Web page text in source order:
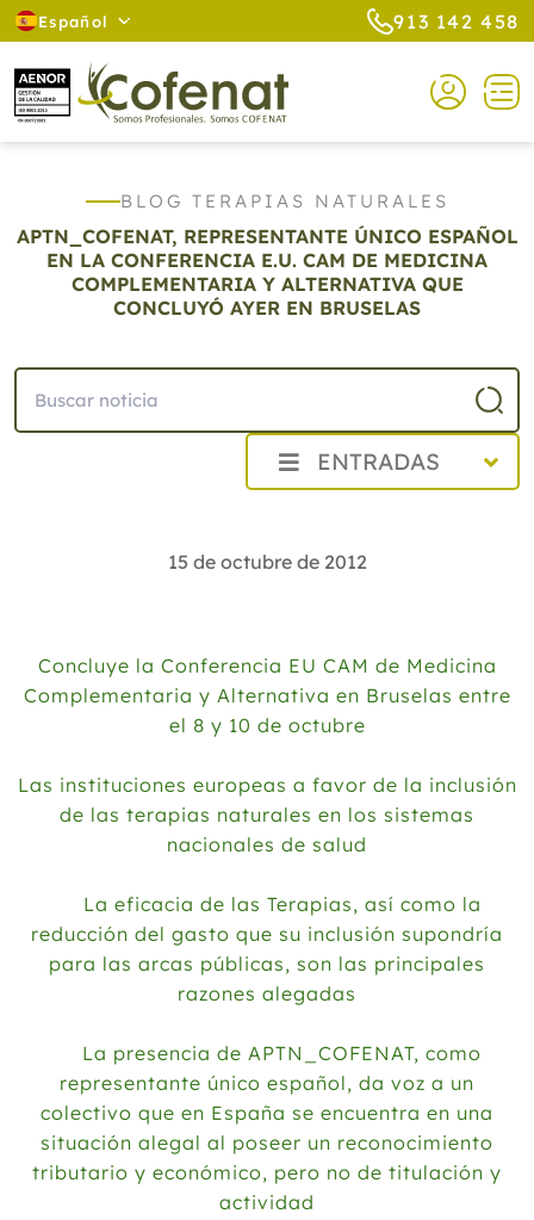
Español 913 142 458
BLOG TERAPIAS NATURALES
APTN_COFENAT, REPRESENTANTE ÚNICO ESPAÑOL
EN LA CONFERENCIA E.U. CAM DE MEDICINA
COMPLEMENTARIA Y ALTERNATIVA QUE
CONCLUYÓ AYER EN BRUSELAS
ENTRADAS
2025
2022
2021
2019
2018
2017
2016
2015
2013
2012
Noviembre
Octubre
Septiembre
15 de octubre de 2012
Concluye la Conferencia EU CAM de Medicina
Complementaria y Alternativa en Bruselas entre
el 8 y 10 de octubre
Las instituciones europeas a favor de la inclusión
de las terapias naturales en los sistemas
nacionales de salud
La eficacia de las Terapias, así como la
reducción del gasto que su inclusión supondría
para las arcas públicas, son las principales
razones alegadas
La presencia de APTN_COFENAT, como
representante único español, da voz a un
colectivo que en España se encuentra en una
situación alegal al poseer un reconocimiento
tributario y económico, pero no de titulación y
actividad